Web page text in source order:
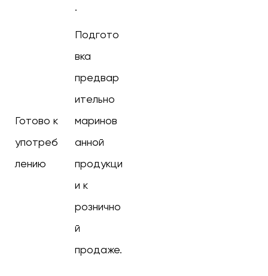
.
Готово к
употреб
лению
Подгото
вка
предвар
ительно
маринов
анной
продукци
и к
рознично
й
продаже.